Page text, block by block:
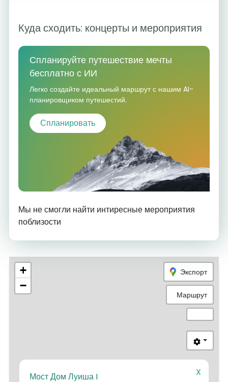
Куда сходить: концерты и мероприятия
Спланируйте путешествие мечты
бесплатно с ИИ
Легко создайте идеальный маршрут с нашим AI-
планировщиком путешестий.
Спланировать
Мы не смогли найти интиресные мероприятия
поблизости
+
−
Экспорт
Маршрут
X
Мост Дом Луиша I